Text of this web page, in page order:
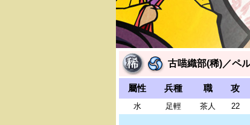
古喵織部(稀)／ペ
屬性 兵種 職 攻
水 足輕 茶人 22